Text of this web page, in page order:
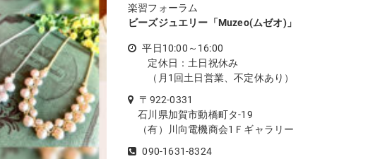
楽習フォーラム
ビーズジュエリー「Muzeo(ムゼオ)」
平日10:00～16:00
定休日：土日祝休み
（月1回土日営業、不定休あり）
〒922-0331
石川県加賀市動橋町タ-19
（有）川向電機商会1Ｆギャラリー
090-1631-8324